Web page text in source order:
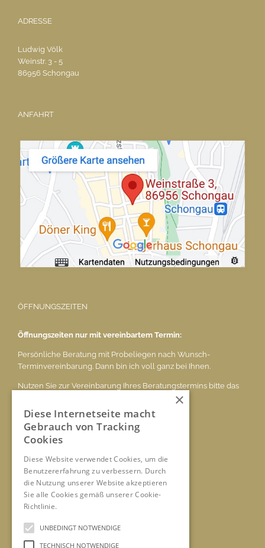
ADRESSE
Ludwig Völk
Weinstr. 3 - 5
86956 Schongau
ANFAHRT
ÖFFNUNGSZEITEN
Öffnungszeiten nur mit vereinbartem Termin:
Persönliche Beratung mit Probeliegen nach Wunsch-
Terminvereinbarung. Dann bin ich voll ganz bei Ihnen.
Nutzen Sie zur Vereinbarung Ihres Beratungstermins bitte das
oder das Mobil-Tel. 0171 506 4595
Tel.: 0171 506 4595
E-Mail:ludwig.voelk@t-online.de
www.pronatura-voelk.de
TERMIN VEREINBAREN
×
Diese Internetseite macht
Gebrauch von Tracking
Cookies
Diese Website verwendet Cookies, um die
Benutzererfahrung zu verbessern. Durch
die Nutzung unserer Website akzeptieren
Sie alle Cookies gemäß unserer Cookie-
Richtlinie.
UNBEDINGT NOTWENDIGE
TECHNISCH NOTWENDIGE